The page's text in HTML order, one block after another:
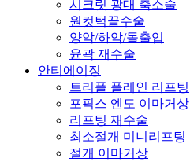
시크릿 광대 축소술
원컷턱끝수술
양악/하악/돌출입
윤곽 재수술
안티에이징
트리플 플레인 리프팅
포픽스 엔도 이마거상
리프팅 재수술
최소절개 미니리프팅
절개 이마거상